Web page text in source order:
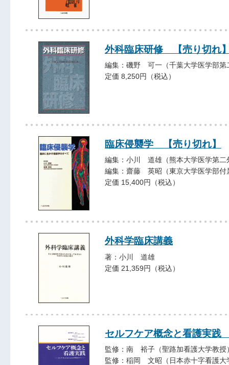
外科臨床研修 【売り切れ
編集：磯野 可一（千葉大学医学部第
定価 8,250円（税込）
臨床侵襲学 【売り切れ】
編集：小川 道雄（熊本大学医学第二
編集：齋藤 英昭（東京大学医学部付
定価 15,400円（税込）
外科学臨床講義
著：小川 道雄
定価 21,359円（税込）
セルフケア概念と看護実
監修：南 裕子（聖路加看護大学教授
監修：稲岡 文昭（日本赤十字看護大